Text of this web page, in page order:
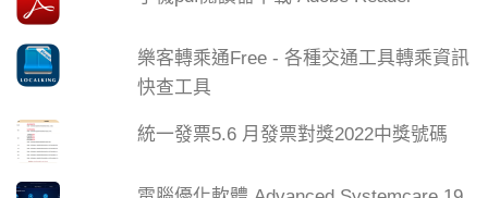
樂客轉乘通Free - 各種交通工具轉乘資訊
快查工具
統一發票5.6 月發票對獎2022中獎號碼